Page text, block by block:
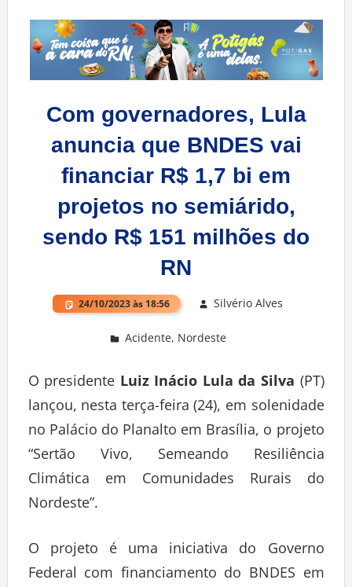
Com governadores, Lula
anuncia que BNDES vai
financiar R$ 1,7 bi em
projetos no semiárido,
sendo R$ 151 milhões do
RN
24/10/2023 às 18:56 Silvério Alves
Acidente, Nordeste
O presidente Luiz Inácio Lula da Silva (PT)
lançou, nesta terça-feira (24), em solenidade
no Palácio do Planalto em Brasília, o projeto
“Sertão Vivo, Semeando Resiliência
Climática em Comunidades Rurais do
Nordeste”.
O projeto é uma iniciativa do Governo
Federal com financiamento do BNDES em